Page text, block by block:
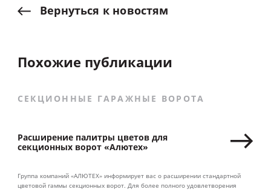
Вернуться к новостям
Похожие публикации
СЕКЦИОННЫЕ ГАРАЖНЫЕ ВОРОТА
Расширение палитры цветов для
секционных ворот «Алютех»
Группа компаний «АЛЮТЕХ» информирует вас о расширении стандартной
цветовой гаммы секционных ворот. Для более полного удовлетворения